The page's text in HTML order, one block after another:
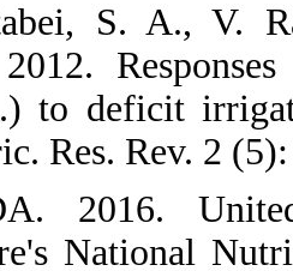
31.
Salmani.
annuus L.)
Int. J. Agric.
32. USDA.
Agriculture's